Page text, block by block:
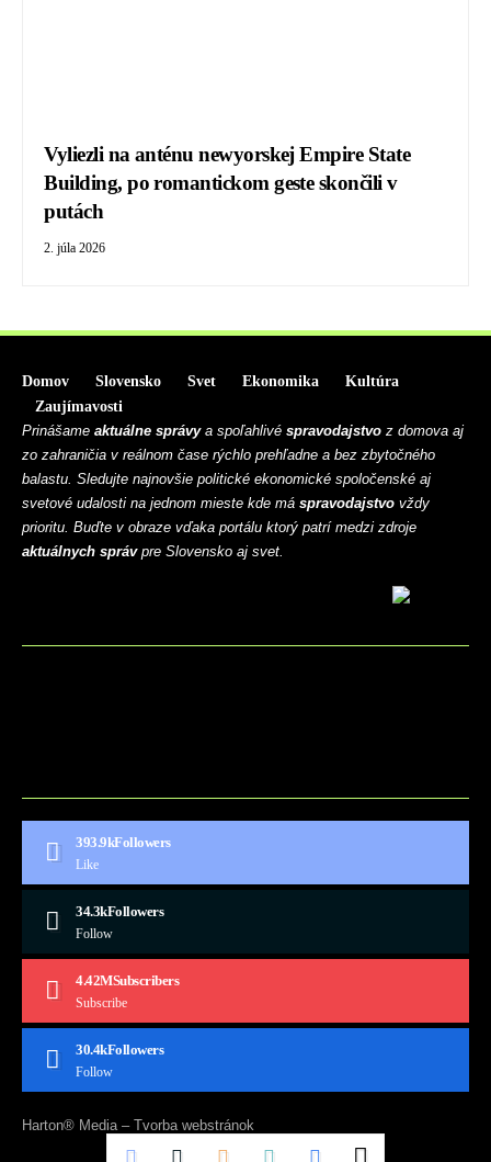
Vyliezli na anténu newyorskej Empire State
Building, po romantickom geste skončili v
putách
2. júla 2026
Domov Slovensko Svet Ekonomika
Kultúra
Zaujímavosti
Prinášame aktuálne správya spoľahlivé spravodajstvo z domova aj
zo zahraničia v reálnom čase rýchlo prehľadne a bez zbytočného
balastu. Sledujte najnovšie politické ekonomické spoločenské aj
svetové udalosti na jednom mieste kde má spravodajstvo vždy
prioritu. Buďte v obraze vďaka portálu ktorý patrí medzi zdroje
aktuálnych správpre Slovensko aj svet.
393.9kFollowers
Like
34.3kFollowers
Follow
4.42MSubscribers
Subscribe
30.4kFollowers
Follow
Harton® Media – Tvorba webstránok